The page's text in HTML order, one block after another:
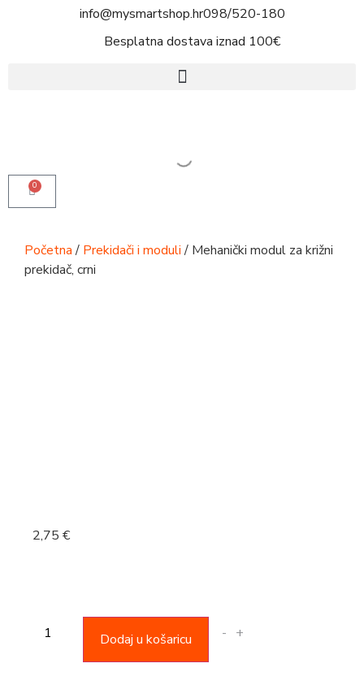
info@mysmartshop.hr098/520-180
Besplatna dostava iznad 100€
0
Početna/ Prekidači i moduli/ Mehanički modul za križni
prekidač, crni
2,75 €
- +
Dodaj u košaricu